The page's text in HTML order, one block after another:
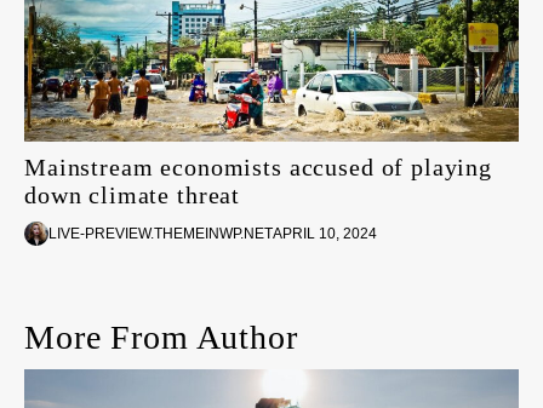
Mainstream economists accused of playing
down climate threat
LIVE-PREVIEW.THEMEINWP.NETAPRIL 10, 2024
More From Author